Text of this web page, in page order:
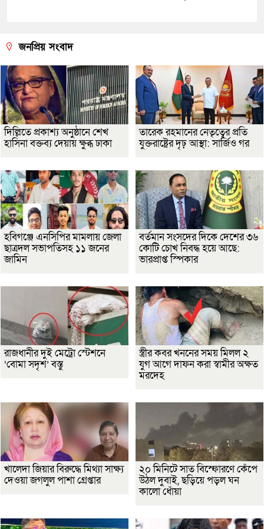
জনপ্রিয় সংবাদ
দিল্লিতে প্রকাশ্য অনুষ্ঠানে শেখ
হাসিনা বক্তব্য দেয়ায় ক্ষুব্ধ ঢাকা
তারেক রহমানের নেতৃত্বের প্রতি
যুক্তরাষ্ট্রের দৃঢ় আস্থা: সার্জিও গর
হবিগঞ্জে এনসিপির মামলায় জেলা
ছাত্রদল সভাপতিসহ ১১ জনের
জামিন
বর্তমান সংসদের দিকে দেশের ৩৬
কোটি চোখ নিবদ্ধ হয়ে আছে:
ভারপ্রাপ্ত স্পিকার
রাজধানীর দুই মেট্রো স্টেশনে
‘বোমা সদৃশ’ বস্তু
স্ত্রীর কবর খননের সময় মিলল ২
যুগ আগে দাফন করা স্বামীর অক্ষত
মরদেহ
খালেদা জিয়ার বিরুদ্ধে মিথ্যা সাক্ষ্য
দেওয়া জগলুল পাশা গ্রেপ্তার
২০ মিনিটে সাত বিস্ফোরণে কেঁপে
উঠল দুবাই, ছড়িয়ে পড়ল ঘন
কালো ধোঁয়া